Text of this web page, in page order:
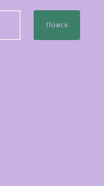
Поиск